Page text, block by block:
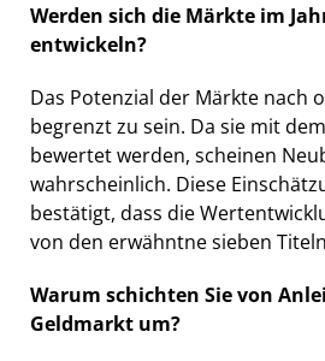
Werden sich die Märkte im
entwickeln?
Das Potenzial der Märkte nach
begrenzt zu sein. Da sie mit
bewertet werden, scheinen
wahrscheinlich. Diese
bestätigt, dass die
von den erwähntne sieben
Warum schichten Sie von
Geldmarkt um?